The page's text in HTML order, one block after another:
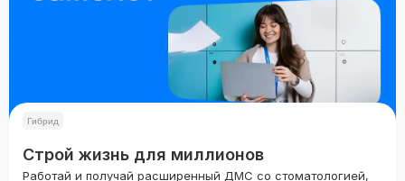
Гибрид
Строй жизнь для миллионов
Работай и получай расширенный ДМС со стоматологией,